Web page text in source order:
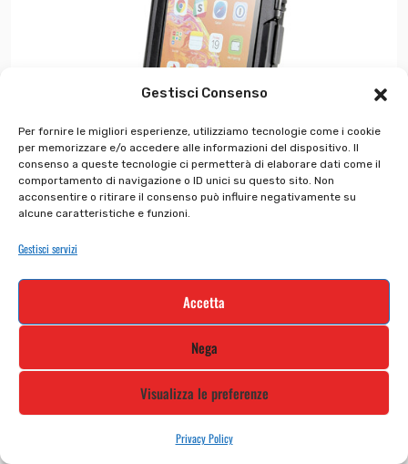
Gestisci Consenso
Per fornire le migliori esperienze, utilizziamo tecnologie come i cookie
per memorizzare e/o accedere alle informazioni del dispositivo. Il
consenso a queste tecnologie ci permetterà di elaborare dati come il
comportamento di navigazione o ID unici su questo sito. Non
acconsentire o ritirare il consenso può influire negativamente su
alcune caratteristiche e funzioni.
Gestisci servizi
Accetta
Nega
Visualizza le preferenze
Privacy Policy
90546-Opti Case custod...
€37.05 €29.64